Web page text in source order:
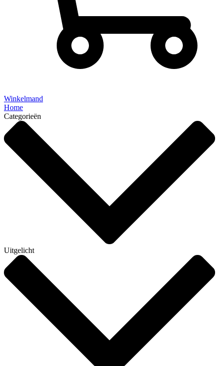
Winkelmand
Home
Categorieën
Uitgelicht